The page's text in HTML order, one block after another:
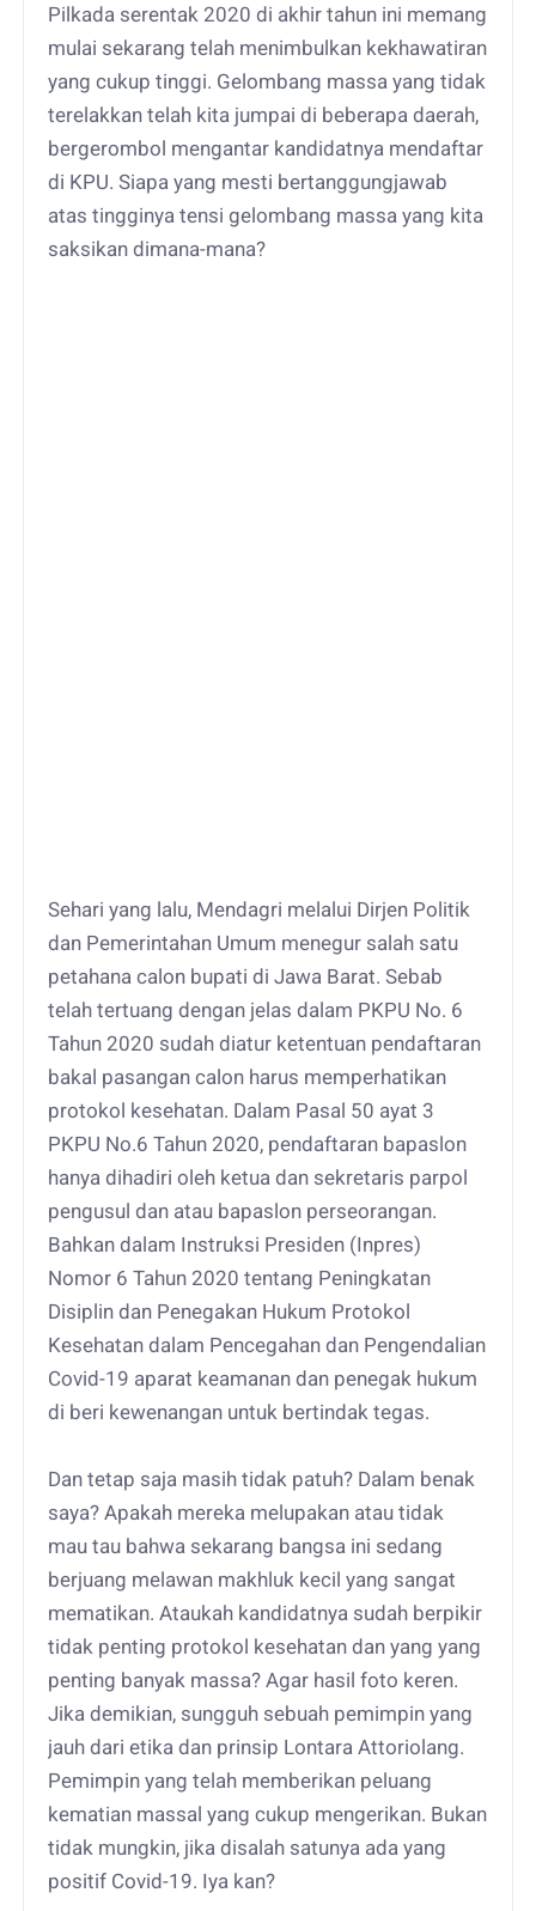
Pilkada serentak 2020 di akhir tahun ini memang
mulai sekarang telah menimbulkan kekhawatiran
yang cukup tinggi. Gelombang massa yang tidak
terelakkan telah kita jumpai di beberapa daerah,
bergerombol mengantar kandidatnya mendaftar
di KPU. Siapa yang mesti bertanggungjawab
atas tingginya tensi gelombang massa yang kita
saksikan dimana-mana?
Sehari yang lalu, Mendagri melalui Dirjen Politik
dan Pemerintahan Umum menegur salah satu
petahana calon bupati di Jawa Barat. Sebab
telah tertuang dengan jelas dalam PKPU No. 6
Tahun 2020 sudah diatur ketentuan pendaftaran
bakal pasangan calon harus memperhatikan
protokol kesehatan. Dalam Pasal 50 ayat 3
PKPU No.6 Tahun 2020, pendaftaran bapaslon
hanya dihadiri oleh ketua dan sekretaris parpol
pengusul dan atau bapaslon perseorangan.
Bahkan dalam Instruksi Presiden (Inpres)
Nomor 6 Tahun 2020 tentang Peningkatan
Disiplin dan Penegakan Hukum Protokol
Kesehatan dalam Pencegahan dan Pengendalian
Covid-19 aparat keamanan dan penegak hukum
di beri kewenangan untuk bertindak tegas.
Dan tetap saja masih tidak patuh? Dalam benak
saya? Apakah mereka melupakan atau tidak
mau tau bahwa sekarang bangsa ini sedang
berjuang melawan makhluk kecil yang sangat
mematikan. Ataukah kandidatnya sudah berpikir
tidak penting protokol kesehatan dan yang yang
penting banyak massa? Agar hasil foto keren.
Jika demikian, sungguh sebuah pemimpin yang
jauh dari etika dan prinsip Lontara Attoriolang.
Pemimpin yang telah memberikan peluang
kematian massal yang cukup mengerikan. Bukan
tidak mungkin, jika disalah satunya ada yang
positif Covid-19. Iya kan?